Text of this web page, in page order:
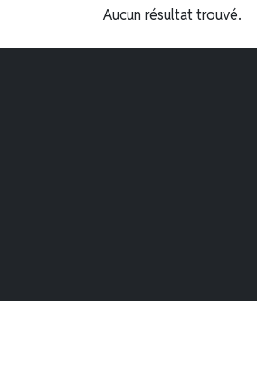
Aucun résultat trouvé.